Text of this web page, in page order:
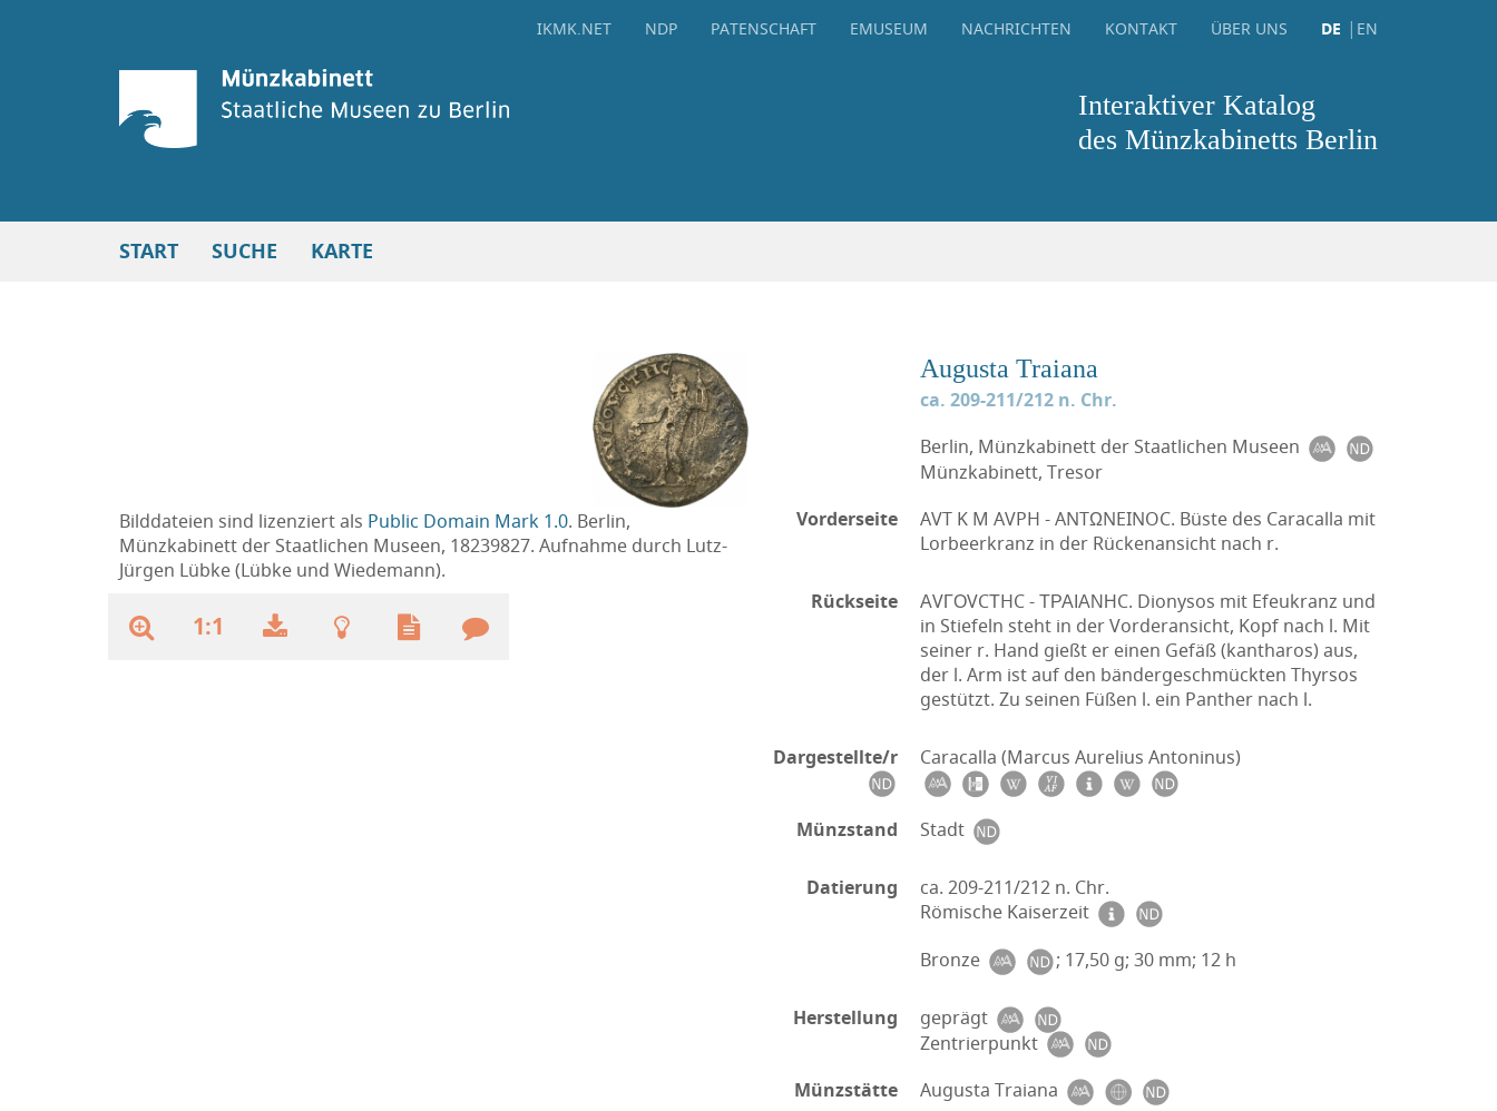
IKMK.NET NDP PATENSCHAFT EMUSEUM NACHRICHTEN KONTAKT ÜBER UNS DE EN
Interaktiver Katalog
des Münzkabinetts Berlin
START SUCHE KARTE
Bilddateien sind lizenziert als Public Domain Mark 1.0. Berlin,
Münzkabinett der Staatlichen Museen, 18239827. Aufnahme durch Lutz-
Jürgen Lübke (Lübke und Wiedemann).
1:1
Augusta Traiana
ca. 209-211/212 n. Chr.
Berlin, Münzkabinett der Staatlichen Museen
Münzkabinett, Tresor
Vorderseite
AVT K M AVPH - ANTΩNEINOC. Büste des Caracalla mit
Lorbeerkranz in der Rückenansicht nach r.
Rückseite
ΑVΓΟVCΤHC - ΤΡΑΙΑΝΗC. Dionysos mit Efeukranz und
in Stiefeln steht in der Vorderansicht, Kopf nach l. Mit
seiner r. Hand gießt er einen Gefäß (kantharos) aus,
der l. Arm ist auf den bändergeschmückten Thyrsos
gestützt. Zu seinen Füßen l. ein Panther nach l.
Dargestellte/r Caracalla (Marcus Aurelius Antoninus)
Münzstand Stadt
Datierung
ca. 209-211/212 n. Chr.
Römische Kaiserzeit
Bronze
; 17,50 g; 30 mm; 12 h
Herstellung
geprägt
Zentrierpunkt
Münzstätte
Augusta Traiana